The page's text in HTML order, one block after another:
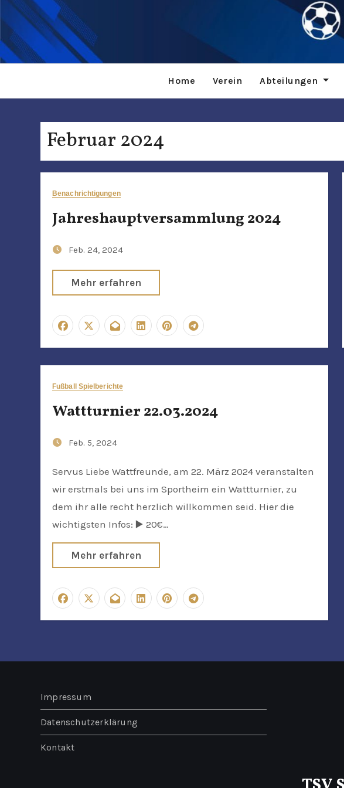
Home Verein Abteilungen
Februar 2024
Benachrichtigungen
Jahreshauptversammlung 2024
Feb. 24, 2024
Mehr erfahren
Fußball Spielberichte
Wattturnier 22.03.2024
Feb. 5, 2024
Servus Liebe Wattfreunde, am 22. März 2024 veranstalten
wir erstmals bei uns im Sportheim ein Wattturnier, zu
dem ihr alle recht herzlich willkommen seid. Hier die
wichtigsten Infos: ▶️ 20€…
Mehr erfahren
Impressum
Datenschutzerklärung
Kontakt